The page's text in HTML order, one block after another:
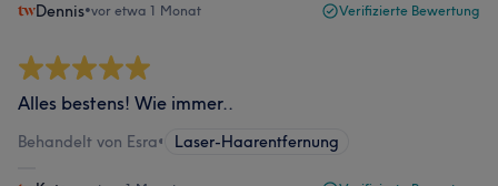
Dennis•vor etwa 1 Monat Verifizierte Bewertung
Alles bestens! Wie immer..
Behandelt von Esra• Laser-Haarentfernung